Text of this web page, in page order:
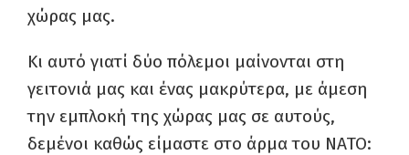
χώρας μας.
Κι αυτό γιατί δύο πόλεμοι μαίνονται στη
γειτονιά μας και ένας μακρύτερα, με άμεση
την εμπλοκή της χώρας μας σε αυτούς,
δεμένοι καθώς είμαστε στο άρμα του ΝΑΤΟ: